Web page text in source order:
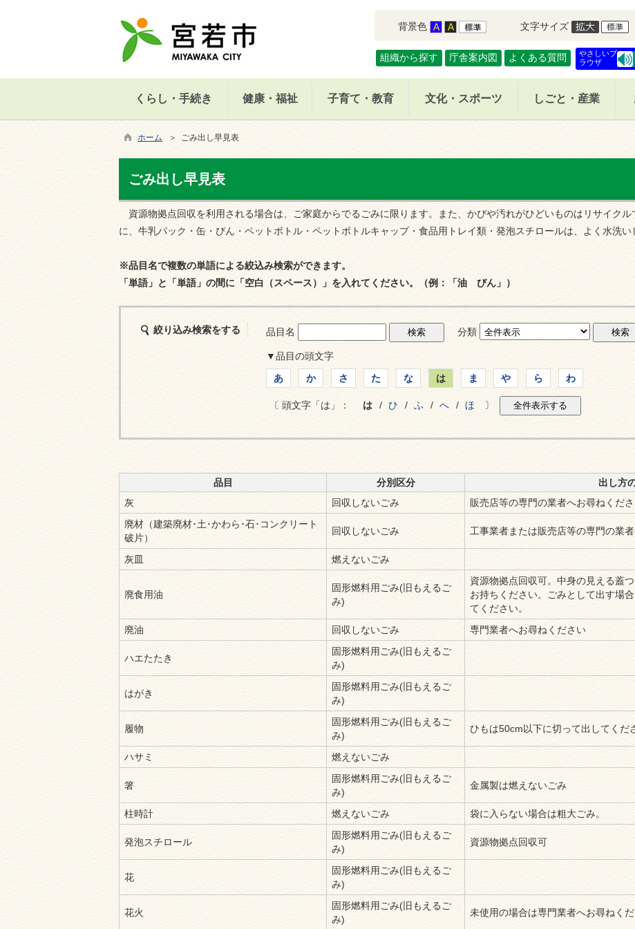
背景色 文字サイズ
組織から探す 庁舎案内図 よくある質問
やさしいブ
ラウザ
くらし・手続き 健康・福祉 子育て・教育 文化・スポーツ しごと・産業
ホーム ＞ ごみ出し早見表
ごみ出し早見表
資源物拠点回収を利用される場合は、ご家庭からでるごみに限ります。また、かびや汚れがひどいものはリサイク
に、牛乳パック・缶・びん・ペットボトル・ペットボトルキャップ・食品用トレイ類・発泡スチロールは、よく水洗い
※品目名で複数の単語による絞込み検索ができます。
「単語」と「単語」の間に「空白（スペース）」を入れてください。（例：「油 びん」）
絞り込み検索をする 品目名 分類
▼品目の頭文字
あ
か さ た な は ま や ら わ
〔 頭文字「は」： は / ひ / ふ / へ / ほ 〕
品目 分別区分
出し方
灰
回収しないごみ
販売店等の専門の業者へお尋ねくだ
廃材（建築廃材･土･かわら･石･コンクリート
破片）
回収しないごみ 工事業者または販売店等の専門の業
灰皿 燃えないごみ
廃食用油
固形燃料用ごみ(旧もえるご
み)
資源物拠点回収可。中身の見える蓋
お持ちください。ごみとして出す場
てください。
廃油
回収しないごみ 専門業者へお尋ねください
ハエたたき
固形燃料用ごみ(旧もえるご
み)
はがき
固形燃料用ごみ(旧もえるご
み)
履物
固形燃料用ごみ(旧もえるご
み)
ひもは50cm以下に切って出してくだ
ハサミ 燃えないごみ
箸
固形燃料用ごみ(旧もえるご
み)
金属製は燃えないごみ
柱時計 燃えないごみ 袋に入らない場合は粗大ごみ。
発泡スチロール
固形燃料用ごみ(旧もえるご
み)
資源物拠点回収可
花
固形燃料用ごみ(旧もえるご
み)
花火
固形燃料用ごみ(旧もえるご
み)
未使用の場合は専門業者へお尋ねく